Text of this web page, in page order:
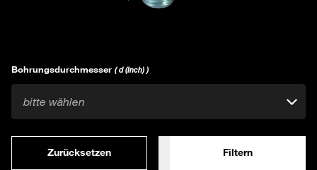
Bohrungsdurchmesser ( d (Inch) )
bitte wählen
Zurücksetzen Filtern